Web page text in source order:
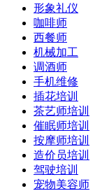
形象礼仪
咖啡师
西餐师
机械加工
调酒师
手机维修
插花培训
茶艺师培训
催眠师培训
按摩师培训
造价员培训
驾驶培训
宠物美容师